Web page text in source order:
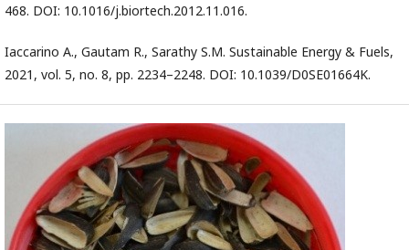
468. DOI: 10.1016/j.biortech.2012.11.016.
Iaccarino A., Gautam R., Sarathy S.M. Sustainable Energy & Fuels,
2021, vol. 5, no. 8, pp. 2234–2248. DOI: 10.1039/D0SE01664K.